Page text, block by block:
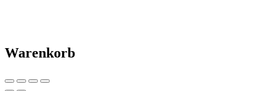
Warenkorb